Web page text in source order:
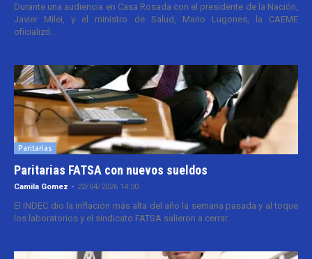
Durante una audiencia en Casa Rosada con el presidente de la Nación,
Javier Milei, y el ministro de Salud, Mario Lugones, la CAEME
oficializó...
Paritarias
Paritarias FATSA con nuevos sueldos
Camila Gomez - 22/04/2026 14:30
El INDEC dio la inflación más alta del año la semana pasada y al toque
los laboratorios y el sindicato FATSA salieron a cerrar...